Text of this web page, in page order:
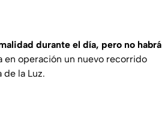
durante el día, pero no habrá
operación un nuevo recorrido
de la Luz.